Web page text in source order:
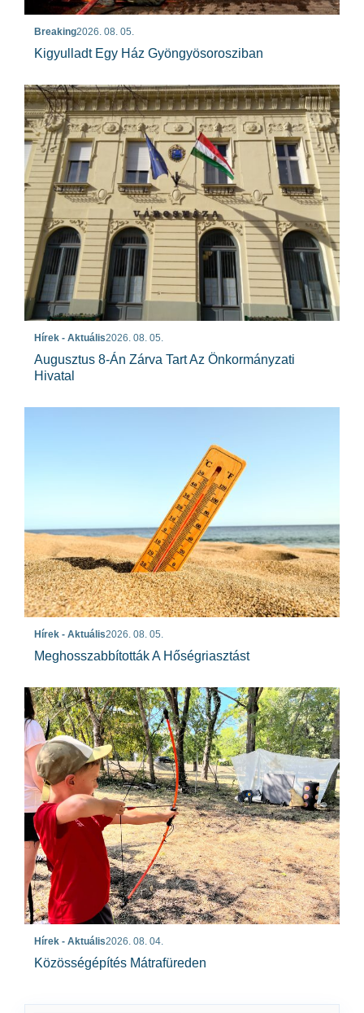
Breaking2026. 08. 05.
Kigyulladt Egy Ház Gyöngyösorosziban
Hírek - Aktuális2026. 08. 05.
Augusztus 8-Án Zárva Tart Az Önkormányzati
Hivatal
Hírek - Aktuális2026. 08. 05.
Meghosszabbították A Hőségriasztást
Hírek - Aktuális2026. 08. 04.
Közösségépítés Mátrafüreden